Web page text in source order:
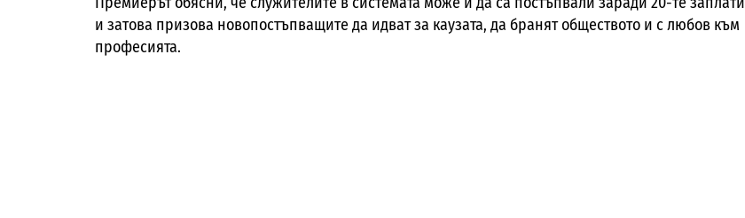
и затова призова новопостъпващите да идват за каузата, да бранят обществото и с любов към
професията.